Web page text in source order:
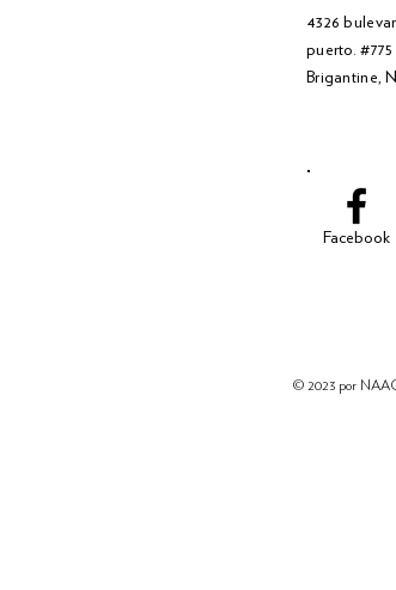
4326
puerto. #775
Brigantine,
Facebook
© 2023 por